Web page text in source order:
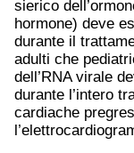
sierico
hormone) deve
durante il
adulti che
dell’RNA virale
durante l’intero
cardiache